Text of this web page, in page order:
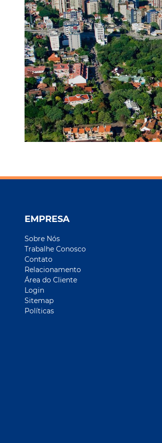
EMPRESA
Sobre Nós
Trabalhe Conosco
Contato
Relacionamento
Área do Cliente
Login
Sitemap
Políticas